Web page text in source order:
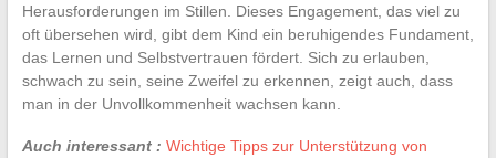
Herausforderungen im Stillen. Dieses Engagement, das viel zu
oft übersehen wird, gibt dem Kind ein beruhigendes Fundament,
das Lernen und Selbstvertrauen fördert. Sich zu erlauben,
schwach zu sein, seine Zweifel zu erkennen, zeigt auch, dass
man in der Unvollkommenheit wachsen kann.
Auch interessant : Wichtige Tipps zur Unterstützung von